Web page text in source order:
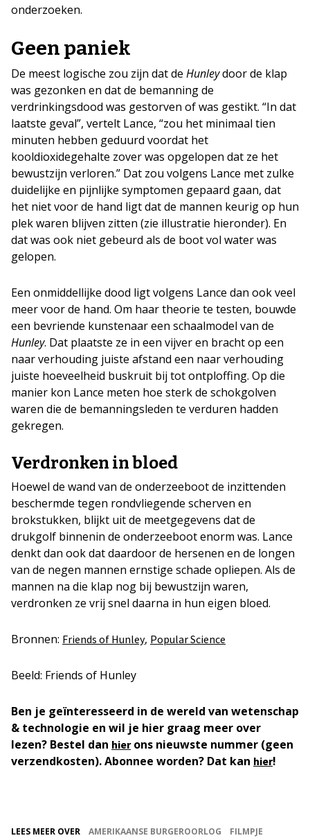
onderzoeken.
Geen paniek
De meest logische zou zijn dat de Hunleydoor de klap
was gezonken en dat de bemanning de
verdrinkingsdood was gestorven of was gestikt. “In dat
laatste geval”, vertelt Lance, “zou het minimaal tien
minuten hebben geduurd voordat het
kooldioxidegehalte zover was opgelopen dat ze het
bewustzijn verloren.” Dat zou volgens Lance met zulke
duidelijke en pijnlijke symptomen gepaard gaan, dat
het niet voor de hand ligt dat de mannen keurig op hun
plek waren blijven zitten (zie illustratie hieronder). En
dat was ook niet gebeurd als de boot vol water was
gelopen.
Een onmiddellijke dood ligt volgens Lance dan ook veel
meer voor de hand. Om haar theorie te testen, bouwde
een bevriende kunstenaar een schaalmodel van de
Hunley. Dat plaatste ze in een vijver en bracht op een
naar verhouding juiste afstand een naar verhouding
juiste hoeveelheid buskruit bij tot ontploffing. Op die
manier kon Lance meten hoe sterk de schokgolven
waren die de bemanningsleden te verduren hadden
gekregen.
Verdronken in bloed
Hoewel de wand van de onderzeeboot de inzittenden
beschermde tegen rondvliegende scherven en
brokstukken, blijkt uit de meetgegevens dat de
drukgolf binnenin de onderzeeboot enorm was. Lance
denkt dan ook dat daardoor de hersenen en de longen
van de negen mannen ernstige schade opliepen. Als de
mannen na die klap nog bij bewustzijn waren,
verdronken ze vrij snel daarna in hun eigen bloed.
Bronnen: Friends of Hunley, Popular Science
Beeld: Friends of Hunley
Ben je geïnteresseerd in de wereld van wetenschap
& technologie en wil je hier graag meer over
lezen? Bestel dan hierons nieuwste nummer (geen
verzendkosten). Abonnee worden? Dat kan hier!
LEES MEER OVER AMERIKAANSE BURGEROORLOG
FILMPJE